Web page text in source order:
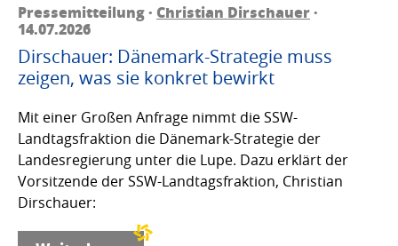
Pressemitteilung · Christian Dirschauer·
14.07.2026
Dirschauer: Dänemark-Strategie muss
zeigen, was sie konkret bewirkt
Mit einer Großen Anfrage nimmt die SSW-
Landtagsfraktion die Dänemark-Strategie der
Landesregierung unter die Lupe. Dazu erklärt der
Vorsitzende der SSW-Landtagsfraktion, Christian
Dirschauer: